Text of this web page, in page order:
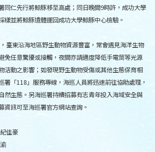
同仁先行將鯨豚移至高處；同日晚間9時許，成功大學
樣並將鯨豚遺體運回成功大學鯨豚中心檢驗。
東沿海地區野生動物資源豐富，常會遇見海洋生物
免任意驚擾或接觸，夜間亦請適度降低手電筒等光源
活動之影響；如發現野生動物受傷或其他生態保育相
署「118」服務專線，海巡人員將迅速前往協助處理，
然生態。另海巡署持續招募有志青年投入海域安全與
資訊可至海巡署官方網站查詢。
佳豪